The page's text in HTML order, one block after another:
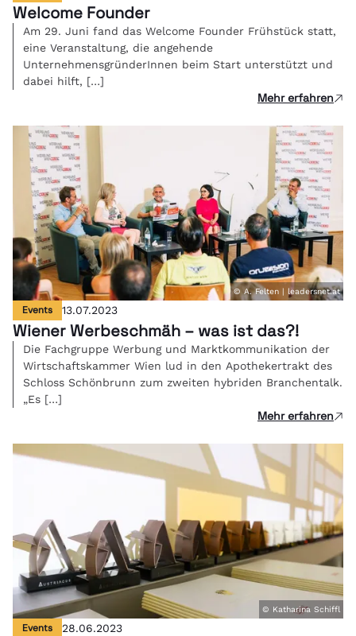
Welcome Founder
Am 29. Juni fand das Welcome Founder Frühstück statt,
eine Veranstaltung, die angehende
UnternehmensgründerInnen beim Start unterstützt und
dabei hilft, […]
Mehr erfahren
© A. Felten | leadersnet.at
Events 13.07.2023
Wiener Werbeschmäh – was ist das?!
Die Fachgruppe Werbung und Marktkommunikation der
Wirtschaftskammer Wien lud in den Apothekertrakt des
Schloss Schönbrunn zum zweiten hybriden Branchentalk.
„Es […]
Mehr erfahren
© Katharina Schiffl
Events 28.06.2023